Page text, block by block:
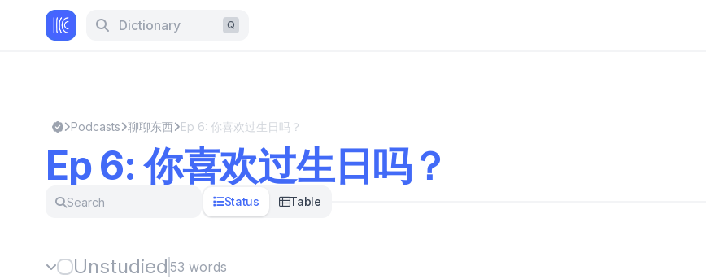
Dictionary Q
Podcasts 聊聊东西 Ep 6: 你喜欢过生日吗？
Ep 6: 你喜欢过生日吗？
Status Table
Unstudied 53 words